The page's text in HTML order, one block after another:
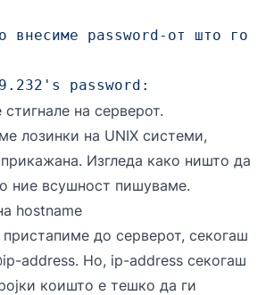
внесиме password-от што го
' s password:
на серверот.
лозинки на UNIX системи,
Изгледа како ништо да
ние всушност пишуваме.
hostname
до серверот, секогаш
address. Но, ip-address секогаш
коишто е тешко да ги